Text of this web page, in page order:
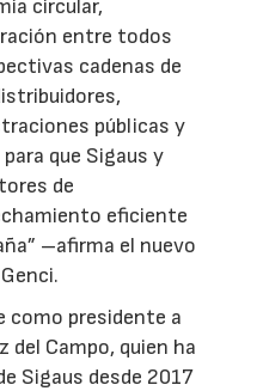
circular,
entre todos
cadenas de
públicas y
que Sigaus y
de
eficiente
–afirma el nuevo
como presidente a
del Campo, quien ha
Sigaus desde 2017